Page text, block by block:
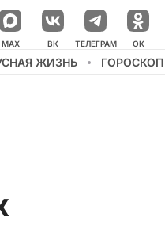
НАШ КАНАЛ В МЕССЕНДЖЕРЕ
MAX ВК ТЕЛЕГРАМ ОК
ЖИЗНЬ ГОРОСКОП